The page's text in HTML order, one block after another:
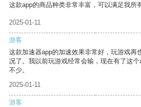
这款app的商品种类非常丰富，可以满足我所
2025-01-11
游客
这款加速器app的加速效果非常好，玩游戏再
况了。我以前玩游戏经常会输，现在有了这
不少。
2025-01-11
游客